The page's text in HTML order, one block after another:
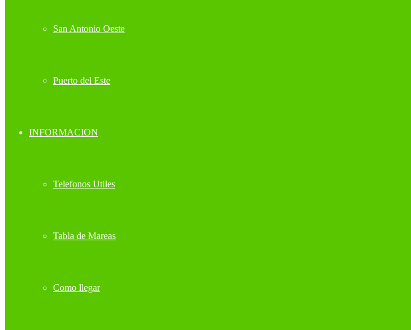
San Antonio Oeste
Puerto del Este
INFORMACION
Telefonos Utiles
Tabla de Mareas
Como llegar